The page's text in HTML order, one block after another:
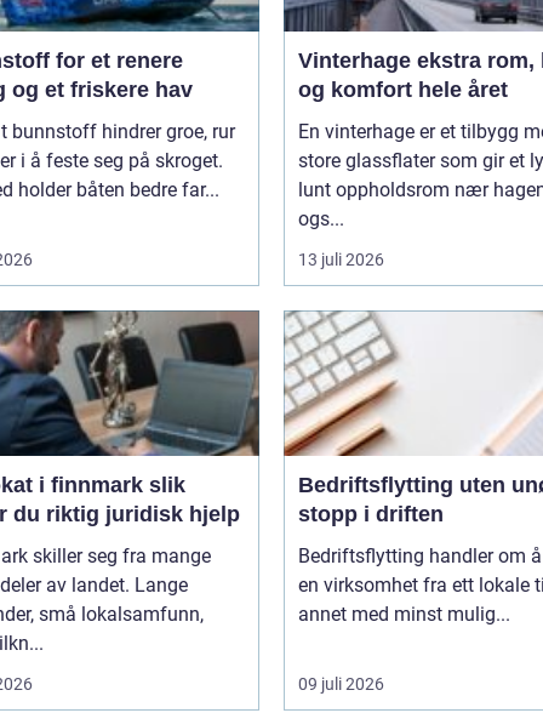
for et renere
og et friskere hav
bunnstoff hindrer groe, rur
i å feste seg på skroget.
holder båten bedre far...
Vinterhage ekstra rom, lys
og komfort hele året
En vinterhage er et tilbygg
store glassflater som gir et
lunt oppholdsrom nær
ogs...
13 juli 2026
i finnmark slik
du riktig juridisk hjelp
skiller seg fra mange
av landet. Lange
små lokalsamfunn,
Bedriftsflytting uten
stopp i driften
Bedriftsflytting handler om
en virksomhet fra ett lokale
annet med minst mulig...
09 juli 2026